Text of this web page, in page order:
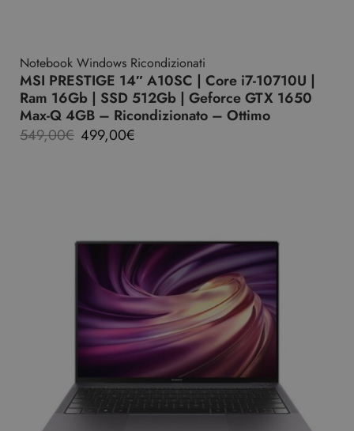
Notebook Windows Ricondizionati
MSI PRESTIGE 14″ A10SC | Core i7-10710U |
Ram 16Gb | SSD 512Gb | Geforce GTX 1650
Max-Q 4GB – Ricondizionato – Ottimo
549,00€ 499,00€